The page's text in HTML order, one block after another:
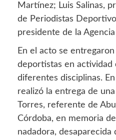
Martínez; Luis Salinas,
de Periodistas
presidente de la
En el acto se
deportistas en actividad
diferentes disciplinas.
realizó la entrega de
Torres, referente de
Córdoba, en memoria
nadadora, desaparecida